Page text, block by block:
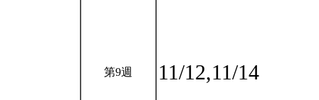
第9週 11/12,11/14